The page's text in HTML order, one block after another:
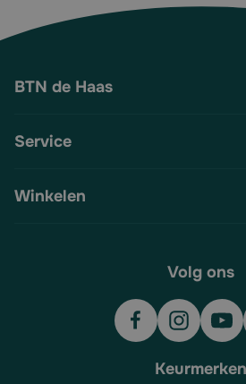
BTN de Haas
Service
Winkelen
Volg ons
Keurmerken